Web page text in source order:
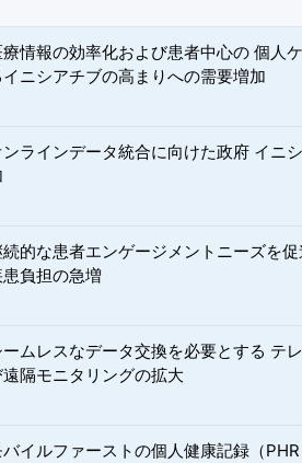
療情報の効率化および患者中心の 個人
イニシアチブの高まりへの需要増加
ンラインデータ統合に向けた政府 イニ
的な患者エンゲージメントニーズを
負担の急増
ームレスなデータ交換を必要とする テ
隔モニタリングの拡大
バイルファーストの個人健康記録（